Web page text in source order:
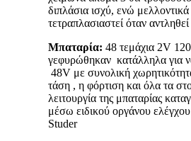
διπλάσια ισχύ, ενώ
τετραπλασιαστεί όταν
Μπαταρία: 48 τεμάχια 2V
γεφυρώθηκαν κατάλληλα για
48V με συνολική
τάση , η φόρτιση και όλα τα
λειτουργία της μπαταρίας
μέσω ειδικού οργάνου
Studer